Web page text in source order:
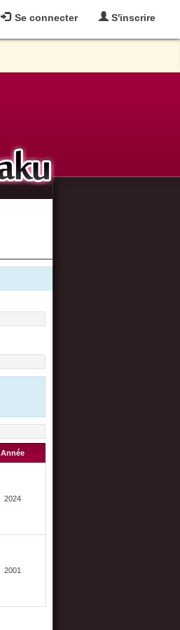
Se connecter S'inscrire
Année
2024
2001